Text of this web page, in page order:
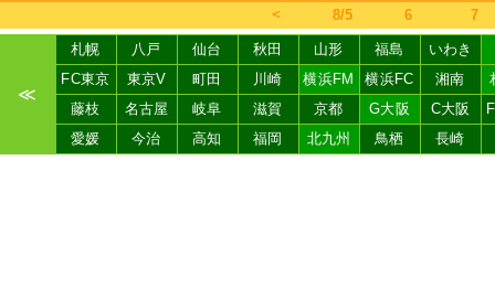
＜ 8/5 6 7
≪
札幌 八戸 仙台 秋田 山形 福島
いわき
FC東京
東京V 町田 川崎 横浜FM 横浜FC 湘南
藤枝
名古屋 岐阜 滋賀 京都 G大阪 C大阪
愛媛
今治 高知 福岡 北九州 鳥栖 長崎